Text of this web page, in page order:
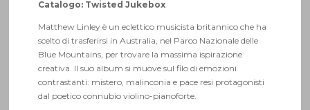
Catalogo: Twisted Jukebox
Matthew Linley è un eclettico musicista britannico che ha
scelto di trasferirsi in Australia, nel Parco Nazionale delle
Blue Mountains, per trovare la massima ispirazione
creativa. Il suo album si muove sul filo di emozioni
contrastanti: mistero, malinconia e pace resi protagonisti
dal poetico connubio violino-pianoforte.